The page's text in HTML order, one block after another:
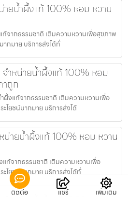
ายน้ำผึ้งแท้ 100% หอม หวาน
จากธรรมชาติ เติมความหวานเพื่อสุขภาพ
ากมาย บริการส่งได้ทั่
ำหน่ายน้ำผึ้งแท้ 100% หอม
ถูก
งแท้จากธรรมชาติ เติมความหวานเพื่อ
โยชน์มากมาย บริการส่งได้
น่ายน้ำผึ้งแท้ 100% หอม หวาน
ท้จากธรรมชาติ เติมความหวานเพื่อ
โยชน์มากมาย บริการส่งได้ทั่
ติดต่อ แชร์ เพิ่มเติม